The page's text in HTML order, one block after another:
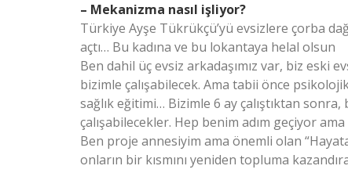
– Mekanizma nasıl işliyor?
Türkiye Ayşe Tükrükçü’yü evsizlere çorba
açtı… Bu kadına ve bu lokantaya helal olsun
Ben dahil üç evsiz arkadaşımız var, biz eski
bizimle çalışabilecek. Ama tabii önce
sağlık eğitimi… Bizimle 6 ay çalıştıktan
çalışabilecekler. Hep benim adım geçiyor
Ben proje annesiyim ama önemli olan
onların bir kısmını yeniden topluma